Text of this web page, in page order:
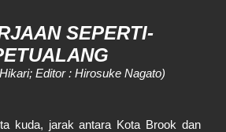
SEPERTI-
Editor : Hirosuke Nagato)
kuda, jarak antara Kota Brook dan